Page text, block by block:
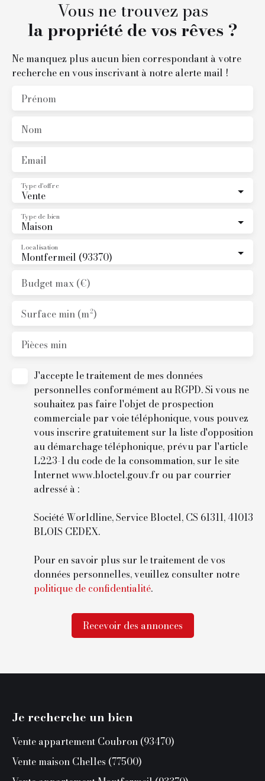
buanderie, cave, atelier et garage.
- Rare à ce prix ( quelques travaux mise au gout du
- Beaucoup de potentiel
- Velux recent
- Sous-sol total
Biglione JL Immobilier
Vous ne trouvez pas
la propriété de vos rêves ?
Ne manquez plus aucun bien correspondant à votre
recherche en vous inscrivant à notre alerte mail !
Prénom
Nom
Email
Vente
Type d'offre
Maison
Type de bien
Montfermeil (93370)
Localisation
Budget max (€)
Surface min (m²)
Pièces min
J'accepte le traitement de mes données
personnelles conformément au RGPD. Si vous ne
souhaitez pas faire l'objet de prospection
commerciale par voie téléphonique, vous pouvez
vous inscrire gratuitement sur la liste d'opposition
au démarchage téléphonique, prévu par l'article
L223-1 du code de la consommation, sur le site
Internet www.bloctel.gouv.fr ou par courrier
adressé à :
Société Worldline, Service Bloctel, CS 61311, 41013
BLOIS CEDEX.
Pour en savoir plus sur le traitement de vos
données personnelles, veuillez consulter notre
politique de confidentialité.
Recevoir des annonces
Je recherche un bien
Vente appartement Coubron (93470)
Vente maison Chelles (77500)